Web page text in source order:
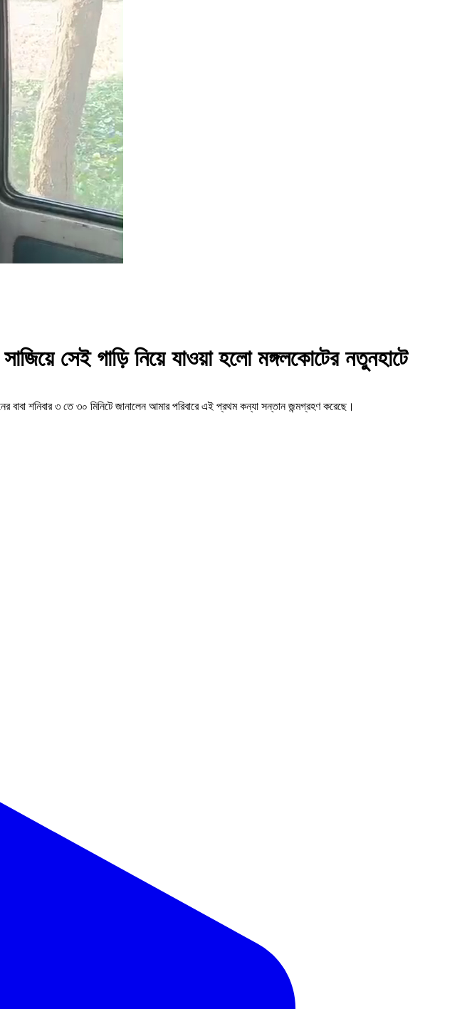
সেই গাড়ি নিয়ে যাওয়া হলো মঙ্গলকোটের নতুনহাটে
শনিবার ৩ তে ৩০ মিনিটে জানালেন আমার পরিবারে এই প্রথম কন্যা সন্তান জন্মগ্রহণ করেছে।